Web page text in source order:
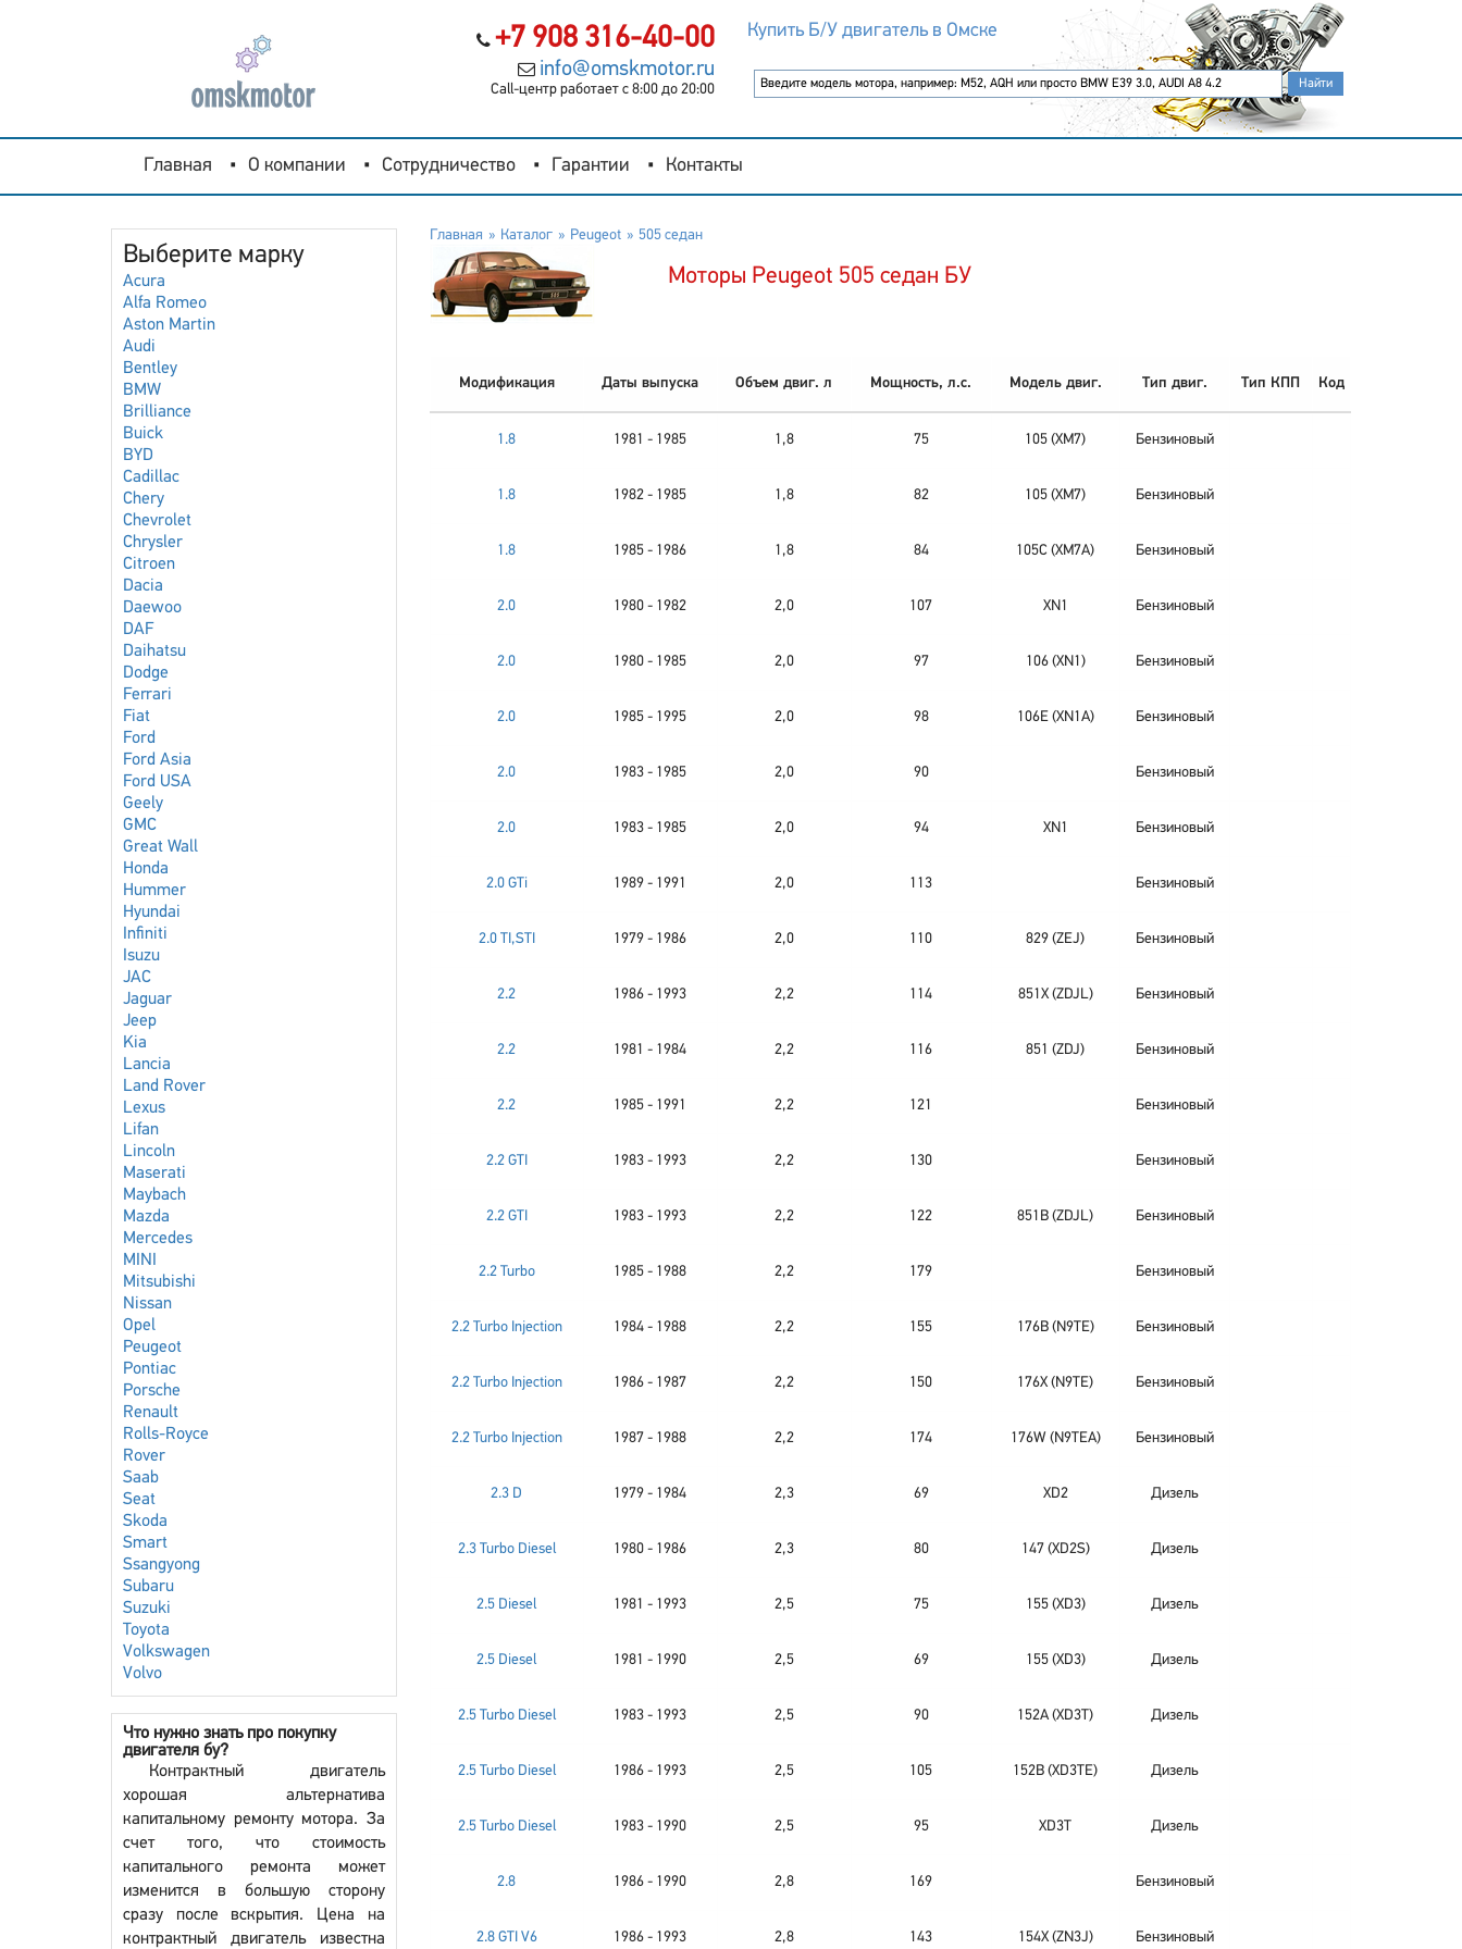
+7 908 316-40-00
info@omskmotor.ru
Call-центр работает с 8:00 до 20:00
Купить Б/У двигатель в Омске
Главная О компании Сотрудничество Гарантии Контакты
Выберите марку
Acura
Alfa Romeo
Aston Martin
Audi
Bentley
BMW
Brilliance
Buick
BYD
Cadillac
Chery
Chevrolet
Chrysler
Citroen
Dacia
Daewoo
DAF
Daihatsu
Dodge
Ferrari
Fiat
Ford
Ford Asia
Ford USA
Geely
GMC
Great Wall
Honda
Hummer
Hyundai
Infiniti
Isuzu
JAC
Jaguar
Jeep
Kia
Lancia
Land Rover
Lexus
Lifan
Lincoln
Maserati
Maybach
Mazda
Mercedes
MINI
Mitsubishi
Nissan
Opel
Peugeot
Pontiac
Porsche
Renault
Rolls-Royce
Rover
Saab
Seat
Skoda
Smart
Ssangyong
Subaru
Suzuki
Toyota
Volkswagen
Volvo
Что нужно знать про покупку
двигателя бу?
Контрактный двигатель
хорошая альтернатива
капитальному ремонту мотора. За
счет того, что стоимость
капитального ремонта может
изменится в большую сторону
сразу после вскрытия. Цена на
контрактный двигатель известна
Главная Каталог Peugeot 505 седан
Моторы Peugeot 505 седан БУ
Модификация Даты выпуска Объем двиг. л Мощность, л.с. Модель двиг. Тип двиг. Тип КПП Код
1.8 1981 - 1985 1,8 75 105 (XM7) Бензиновый
1.8 1982 - 1985 1,8 82 105 (XM7) Бензиновый
1.8 1985 - 1986 1,8 84 105C (XM7A) Бензиновый
2.0 1980 - 1982 2,0 107 XN1 Бензиновый
2.0 1980 - 1985 2,0 97 106 (XN1) Бензиновый
2.0 1985 - 1995 2,0 98 106E (XN1A) Бензиновый
2.0 1983 - 1985 2,0 90 Бензиновый
2.0 1983 - 1985 2,0 94 XN1 Бензиновый
2.0 GTi 1989 - 1991 2,0 113 Бензиновый
2.0 TI,STI 1979 - 1986 2,0 110 829 (ZEJ) Бензиновый
2.2 1986 - 1993 2,2 114 851X (ZDJL) Бензиновый
2.2 1981 - 1984 2,2 116 851 (ZDJ) Бензиновый
2.2 1985 - 1991 2,2 121 Бензиновый
2.2 GTI 1983 - 1993 2,2 130 Бензиновый
2.2 GTI 1983 - 1993 2,2 122 851B (ZDJL) Бензиновый
2.2 Turbo 1985 - 1988 2,2 179 Бензиновый
2.2 Turbo Injection 1984 - 1988 2,2 155 176B (N9TE) Бензиновый
2.2 Turbo Injection 1986 - 1987 2,2 150 176X (N9TE) Бензиновый
2.2 Turbo Injection 1987 - 1988 2,2 174 176W (N9TEA) Бензиновый
2.3 D 1979 - 1984 2,3 69 XD2 Дизель
2.3 Turbo Diesel 1980 - 1986 2,3 80 147 (XD2S) Дизель
2.5 Diesel 1981 - 1993 2,5 75 155 (XD3) Дизель
2.5 Diesel 1981 - 1990 2,5 69 155 (XD3) Дизель
2.5 Turbo Diesel 1983 - 1993 2,5 90 152A (XD3T) Дизель
2.5 Turbo Diesel 1986 - 1993 2,5 105 152B (XD3TE) Дизель
2.5 Turbo Diesel 1983 - 1990 2,5 95 XD3T Дизель
2.8 1986 - 1990 2,8 169 Бензиновый
2.8 GTI V6 1986 - 1993 2,8 143 154X (ZN3J) Бензиновый